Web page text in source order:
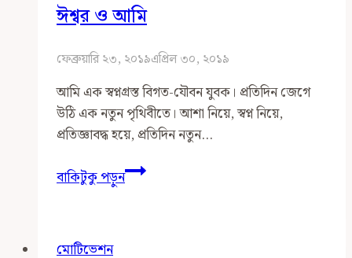
ঈশ্বর ও আমি
ফেব্রুয়ারি ২৩, ২০১৯এপ্রিল ৩০, ২০১৯
আমি এক স্বপ্নগ্রস্ত বিগত-যৌবন যুবক। প্রতিদিন জেগে
উঠি এক নতুন পৃথিবীতে। আশা নিয়ে, স্বপ্ন নিয়ে,
প্রতিজ্ঞাবদ্ধ হয়ে, প্রতিদিন নতুন…
বাকিটুকু পড়ুনঈশ্বর
ও
মোটিভেশন